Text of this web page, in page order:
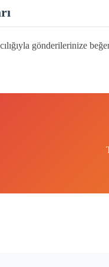
gönderilerinize